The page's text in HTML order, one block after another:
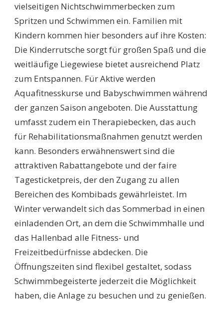
vielseitigen Nichtschwimmerbecken zum
Spritzen und Schwimmen ein. Familien mit
Kindern kommen hier besonders auf ihre Kosten:
Die Kinderrutsche sorgt für großen Spaß und die
weitläufige Liegewiese bietet ausreichend Platz
zum Entspannen. Für Aktive werden
Aquafitnesskurse und Babyschwimmen während
der ganzen Saison angeboten. Die Ausstattung
umfasst zudem ein Therapiebecken, das auch
für Rehabilitationsmaßnahmen genutzt werden
kann. Besonders erwähnenswert sind die
attraktiven Rabattangebote und der faire
Tagesticketpreis, der den Zugang zu allen
Bereichen des Kombibads gewährleistet. Im
Winter verwandelt sich das Sommerbad in einen
einladenden Ort, an dem die Schwimmhalle und
das Hallenbad alle Fitness- und
Freizeitbedürfnisse abdecken. Die
Öffnungszeiten sind flexibel gestaltet, sodass
Schwimmbegeisterte jederzeit die Möglichkeit
haben, die Anlage zu besuchen und zu genießen.